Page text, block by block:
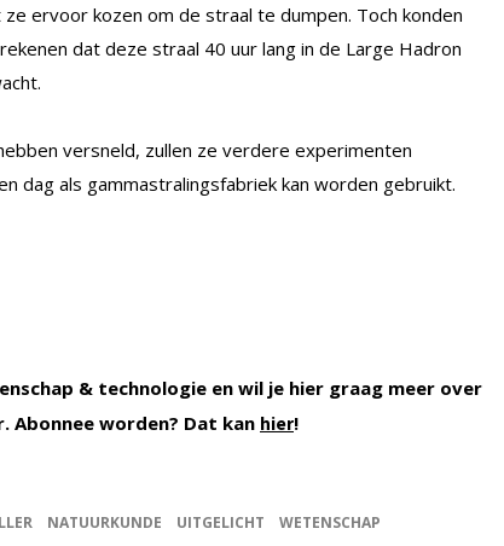
ervoor kozen om de straal te dumpen. Toch konden
dat deze straal 40 uur lang in de Large Hadron
versneld, zullen ze verdere experimenten
dag als gammastralingsfabriek kan worden gebruikt.
& technologie en wil je hier graag meer over
Abonnee worden? Dat kan hier!
NATUURKUNDE UITGELICHT WETENSCHAP